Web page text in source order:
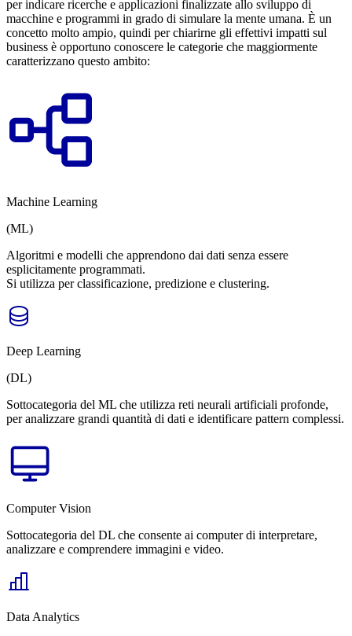
per indicare ricerche e applicazioni finalizzate allo sviluppo di
macchine e programmi in grado di simulare la mente umana. È un
concetto molto ampio, quindi per chiarirne gli effettivi impatti sul
business è opportuno conoscere le categorie che maggiormente
caratterizzano questo ambito:
Machine Learning
(ML)
Algoritmi e modelli che apprendono dai dati senza essere
esplicitamente programmati.
Si utilizza per classificazione, predizione e clustering.
Deep Learning
(DL)
Sottocategoria del ML che utilizza reti neurali artificiali profonde,
per analizzare grandi quantità di dati e identificare pattern complessi.
Computer Vision
Sottocategoria del DL che consente ai computer di interpretare,
analizzare e comprendere immagini e video.
Data Analytics